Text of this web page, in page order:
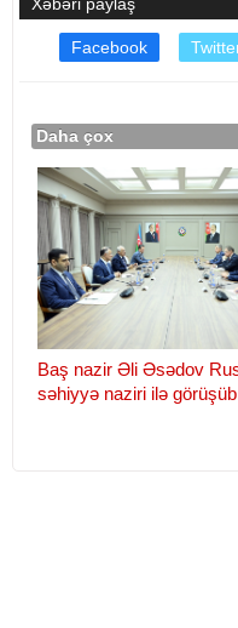
Facebook
Daha çox
Baş nazir Əli Əsədov
səhiyyə naziri ilə görüşüb